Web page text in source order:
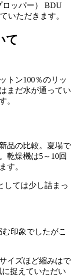
ロッパー） BDU
いただきます。
て
トン100％のリッ
まだ水が通ってい
。
品の比較。夏場で
乾燥機は5～10回
す。
しては少し詰まっ
印象でしたがこ
イズほど縮みはで
捉えていただい